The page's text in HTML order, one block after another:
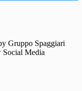
Gruppo Spaggiari
Media